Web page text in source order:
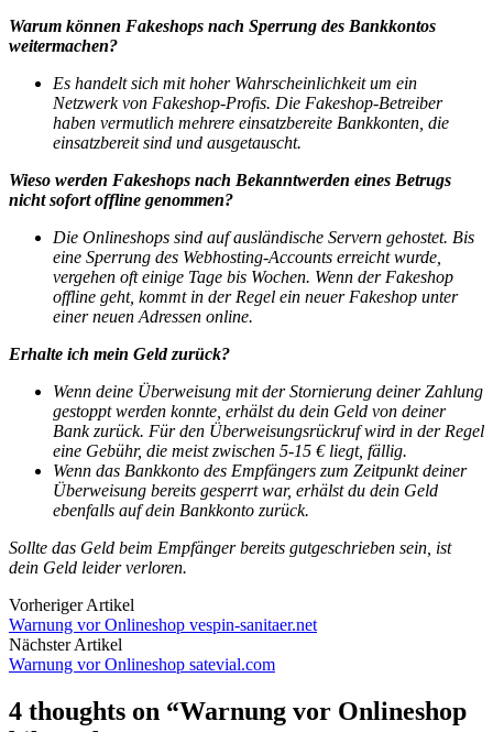
Warum können Fakeshops nach Sperrung des Bankkontos
weitermachen?
Es handelt sich mit hoher Wahrscheinlichkeit um ein
Netzwerk von Fakeshop-Profis. Die Fakeshop-Betreiber
haben vermutlich mehrere einsatzbereite Bankkonten, die
einsatzbereit sind und ausgetauscht.
Wieso werden Fakeshops nach Bekanntwerden eines Betrugs
nicht sofort offline genommen?
Die Onlineshops sind auf ausländische Servern gehostet. Bis
eine Sperrung des Webhosting-Accounts erreicht wurde,
vergehen oft einige Tage bis Wochen. Wenn der Fakeshop
offline geht, kommt in der Regel ein neuer Fakeshop unter
einer neuen Adressen online.
Erhalte ich mein Geld zurück?
Wenn deine Überweisung mit der Stornierung deiner Zahlung
gestoppt werden konnte, erhälst du dein Geld von deiner
Bank zurück. Für den Überweisungsrückruf wird in der Regel
eine Gebühr, die meist zwischen 5-15 € liegt, fällig.
Wenn das Bankkonto des Empfängers zum Zeitpunkt deiner
Überweisung bereits gesperrt war, erhälst du dein Geld
ebenfalls auf dein Bankkonto zurück.
Sollte das Geld beim Empfänger bereits gutgeschrieben sein, ist
dein Geld leider verloren.
Vorheriger Artikel
Warnung vor Onlineshop vespin-sanitaer.net
Nächster Artikel
Warnung vor Onlineshop satevial.com
4 thoughts on “Warnung vor Onlineshop